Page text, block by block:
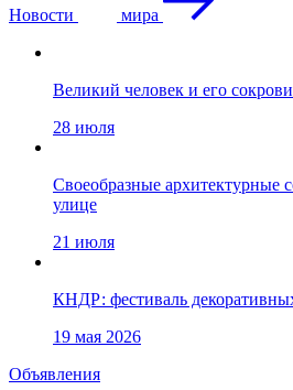
Новости мира
Великий человек и его
28 июля
Своеобразные архитектурные
улице
21 июля
КНДР: фестиваль
19 мая 2026
Объявления